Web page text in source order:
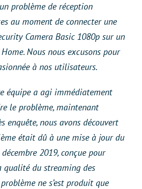
problème de réception
au moment de connecter une
Camera Basic 1080p sur un
Nous nous excusons pour
à nos utilisateurs.
équipe a agi immédiatement
le problème, maintenant
enquête, nous avons découvert
était dû à une mise à jour du
2019, conçue pour
qualité du streaming des
ne s’est produit que